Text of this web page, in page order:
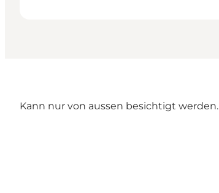
Kann nur von aussen besichtigt werden.